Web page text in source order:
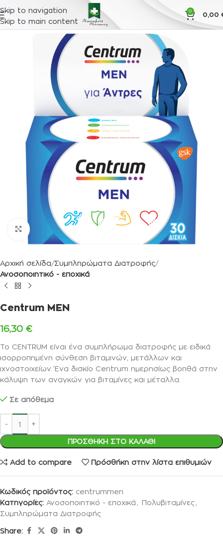
Skip to navigation
Skip to main content
0
0,00
Κλικ για μεγέθυνση
Αρχική σελίδα Συμπληρώματα Διατροφής
Ανοσοποιητικό - εποχικά
Centrum MEN
16,30 €
To CENTRUM είναι ένα συμπλήρωμα διατροφής με ειδικά
ισορροπημένη σύνθεση βιταμινών, μετάλλων και
ιχνοστοιχείων. Ένα δισκίο Centrum ημερησίως βοηθά στην
κάλυψη των αναγκών για βιταμίνες και μέταλλα.
Σε απόθεμα
ΠΡΟΣΘΉΚΗ ΣΤΟ ΚΑΛΆΘΙ
Add to compare Πρόσθήκη στην λίστα επιθυμιών
Κωδικός προϊόντος: centrummen
Κατηγορίες: Ανοσοποιητικό - εποχικά , Πολυβιταμίνες ,
Συμπληρώματα Διατροφής
Share: